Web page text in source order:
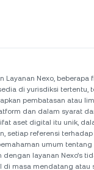
Layanan Nexo, beberapa
di yurisdiksi tertentu,
pembatasan atau
dan dalam syarat
aset digital itu unik,
setiap referensi
umum tentang
dengan layanan Nexo’s
di masa mendatang atau